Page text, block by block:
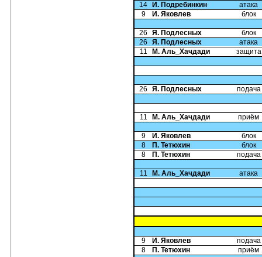
14
И. Подребинкин
атака
9
И. Яковлев блок
26 Я. Подлесных
блок
26
Я. Подлесных
атака
11
М. Аль_Хачдади защита
26 Я. Подлесных подача
11 М. Аль_Хачдади приём
9 И. Яковлев
блок
8
П. Тетюхин
блок
8
П. Тетюхин подача
11 М. Аль_Хачдади атака
9 И. Яковлев
подача
8
П. Тетюхин приём